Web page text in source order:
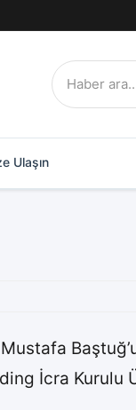
Ara:
Ulaşın
İcra Kurulu